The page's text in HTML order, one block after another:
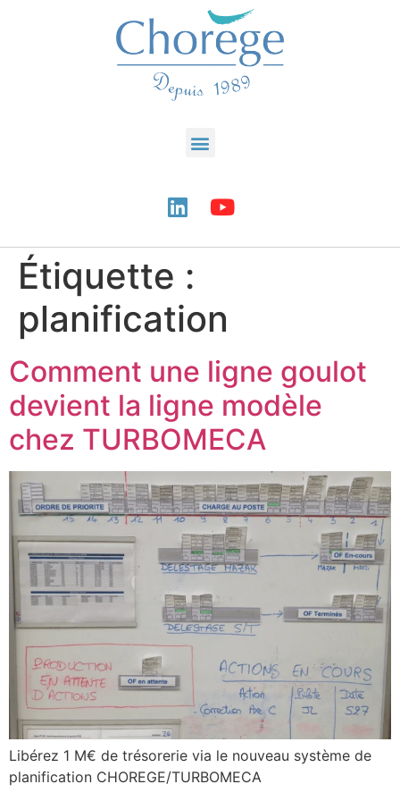
Étiquette :
planification
Comment une ligne goulot
devient la ligne modèle
chez TURBOMECA
Libérez 1 M€ de trésorerie via le nouveau système de
planification CHOREGE/TURBOMECA